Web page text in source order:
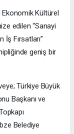
Kültürel
edilen “Sanayi
Fırsatları”
geniş bir
Türkiye Büyük
Başkanı ve
Belediye